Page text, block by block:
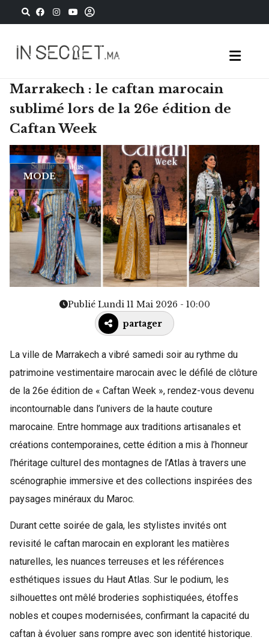
Marrakech : le caftan marocain
sublimé lors de la 26e édition de
Caftan Week
MODE
Publié Lundi 11 Mai 2026 - 10:00
partager
La ville de Marrakech a vibré samedi soir au rythme du
patrimoine vestimentaire marocain avec le défilé de clôture
de la 26e édition de « Caftan Week », rendez-vous devenu
incontournable dans l’univers de la haute couture
marocaine. Entre hommage aux traditions artisanales et
créations contemporaines, cette édition a mis à l’honneur
l’héritage culturel des montagnes de l’Atlas à travers une
scénographie immersive et des collections inspirées des
paysages minéraux du Maroc.
Durant cette soirée de gala, les stylistes invités ont
revisité le caftan marocain en explorant les matières
naturelles, les nuances terreuses et les références
esthétiques issues du Haut Atlas. Sur le podium, les
silhouettes ont mêlé broderies sophistiquées, étoffes
nobles et coupes modernisées, confirmant la capacité du
caftan à évoluer sans rompre avec son identité historique.